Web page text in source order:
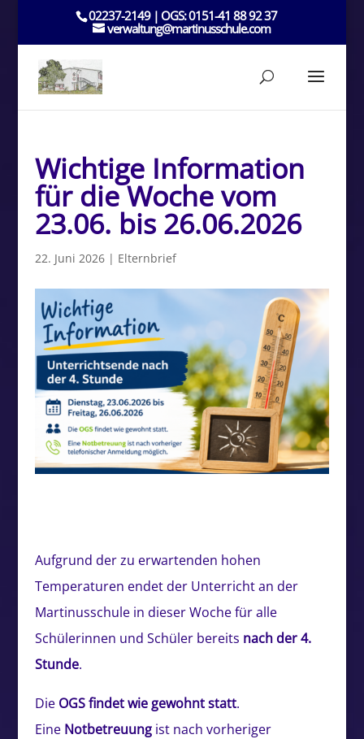
02237-2149 | OGS: 0151-41 88 92 37
verwaltung@martinusschule.com
Wichtige Information
für die Woche vom
23.06. bis 26.06.2026
22. Juni 2026| Elternbrief
Aufgrund der zu erwartenden hohen
Temperaturen endet der Unterricht an der
Martinusschule in dieser Woche für alle
Schülerinnen und Schüler bereits nach der 4.
Stunde.
Die OGS findet wie gewohnt statt.
Eine Notbetreuungist nach vorheriger